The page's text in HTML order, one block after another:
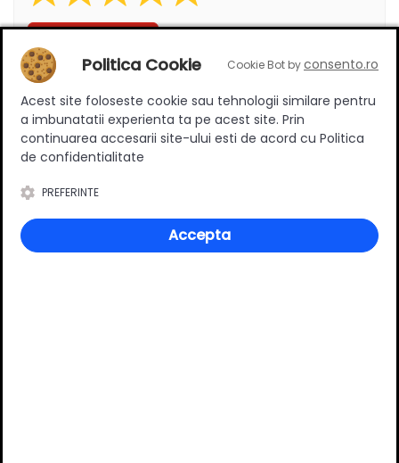
Ratingul general al produsului
0 (0 review-uri)
Politica Cookie Cookie Bot byconsento.ro
Acest site foloseste cookie sau tehnologii similare pentru
a imbunatatii experienta ta pe acest site. Prin
continuarea accesarii site-ului esti de acord cu Politica
de confidentialitate
PREFERINTE
Accepta